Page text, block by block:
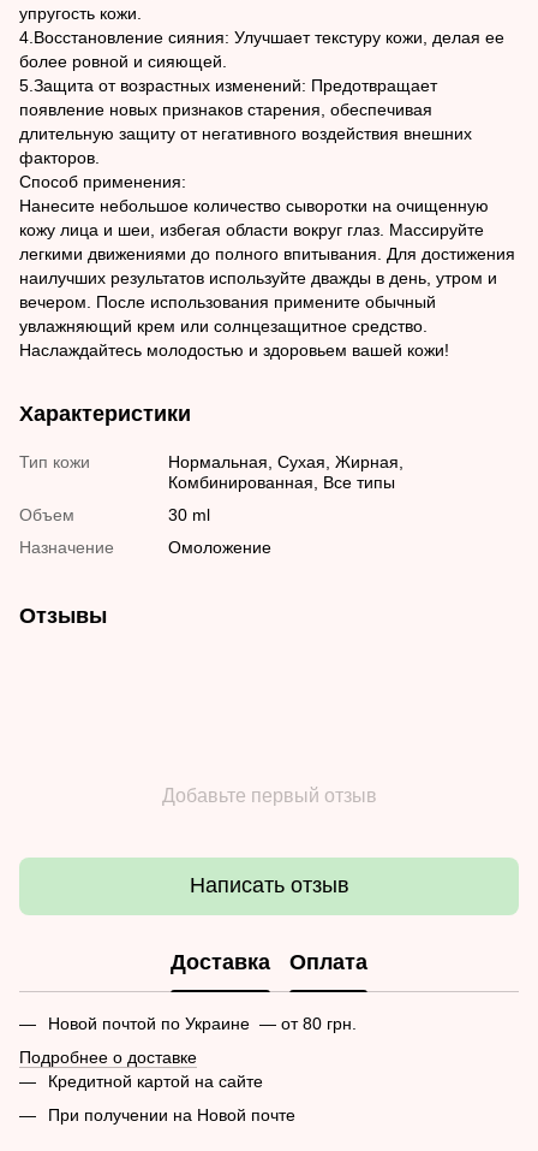
упругость кожи.
4.Восстановление сияния: Улучшает текстуру кожи, делая ее
более ровной и сияющей.
5.Защита от возрастных изменений: Предотвращает
появление новых признаков старения, обеспечивая
длительную защиту от негативного воздействия внешних
факторов.
Способ применения:
Нанесите небольшое количество сыворотки на очищенную
кожу лица и шеи, избегая области вокруг глаз. Массируйте
легкими движениями до полного впитывания. Для достижения
наилучших результатов используйте дважды в день, утром и
вечером. После использования примените обычный
увлажняющий крем или солнцезащитное средство.
Наслаждайтесь молодостью и здоровьем вашей кожи!
Характеристики
Тип кожи
Нормальная, Сухая, Жирная,
Комбинированная, Все типы
Объем
30 ml
Назначение
Омоложение
Отзывы
Добавьте первый отзыв
Написать отзыв
Доставка Оплата
Новой почтой по Украине — от 80 грн.
Подробнее о доставке
Кредитной картой на сайте
При получении на Новой почте